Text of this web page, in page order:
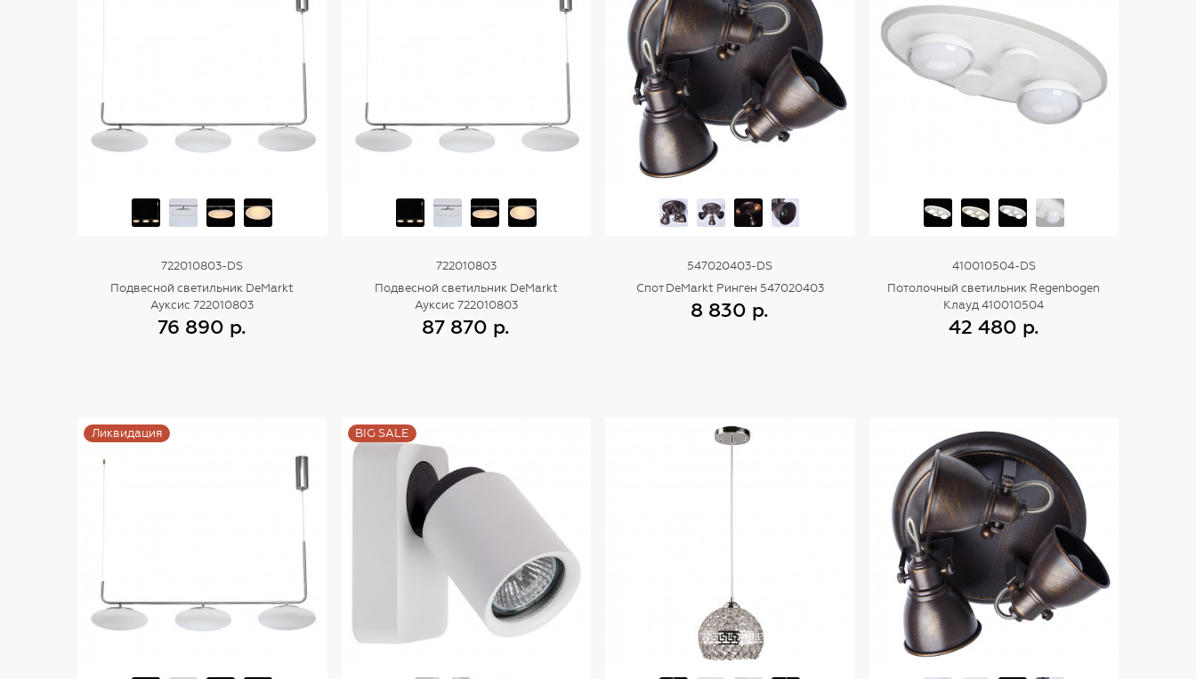
722010803-DS
Подвесной светильник DeMarkt
Ауксис 722010803
76 890 р.
722010803
Подвесной светильник DeMarkt
Ауксис 722010803
87 870 р.
547020403-DS
Спот DeMarkt Ринген 547020403
8 830 р.
410010504-DS
Потолочный светильник Regenbogen
Клауд 410010504
42 480 р.
Ликвидация BIG SALE